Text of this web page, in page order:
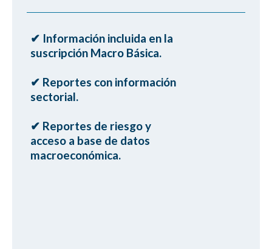
✔ Información incluida en la
ㅤsuscripción Macro Básica.
✔ Reportes con información
ㅤsectorial.
✔ Reportes de riesgo y
ㅤacceso a base de datos
ㅤmacroeconómica.